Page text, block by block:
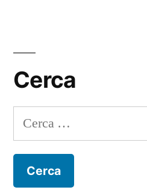
Cerca
Ricerca
per: